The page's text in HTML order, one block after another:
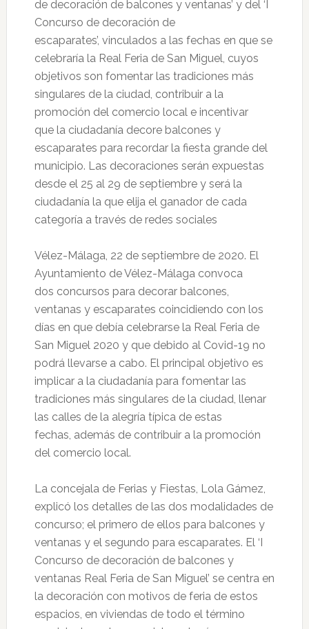
de decoración de balcones y ventanas’ y del ‘I
Concurso de decoración de
escaparates’, vinculados a las fechas en que se
celebraría la Real Feria de San Miguel, cuyos
objetivos son fomentar las tradiciones más
singulares de la ciudad, contribuir a la
promoción del comercio local e incentivar
que la ciudadanía decore balcones y
escaparates para recordar la fiesta grande del
municipio. Las decoraciones serán expuestas
desde el 25 al 29 de septiembre y será la
ciudadanía la que elija el ganador de cada
categoría a través de redes sociales
Vélez-Málaga, 22 de septiembre de 2020. El
Ayuntamiento de Vélez-Málaga convoca
dos concursos para decorar balcones,
ventanas y escaparates coincidiendo con los
días en que debía celebrarse la Real Feria de
San Miguel 2020 y que debido al Covid-19 no
podrá llevarse a cabo. El principal objetivo es
implicar a la ciudadanía para fomentar las
tradiciones más singulares de la ciudad, llenar
las calles de la alegría típica de estas
fechas, además de contribuir a la promoción
del comercio local.
La concejala de Ferias y Fiestas, Lola Gámez,
explicó los detalles de las dos modalidades de
concurso; el primero de ellos para balcones y
ventanas y el segundo para escaparates. El ‘I
Concurso de decoración de balcones y
ventanas Real Feria de San Miguel’ se centra en
la decoración con motivos de feria de estos
espacios, en viviendas de todo el término